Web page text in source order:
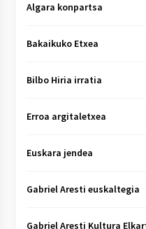
Algara konpartsa
Bakaikuko Etxea
Bilbo Hiria irratia
Erroa argitaletxea
Euskara jendea
Gabriel Aresti euskaltegia
Gabriel Aresti Kultura